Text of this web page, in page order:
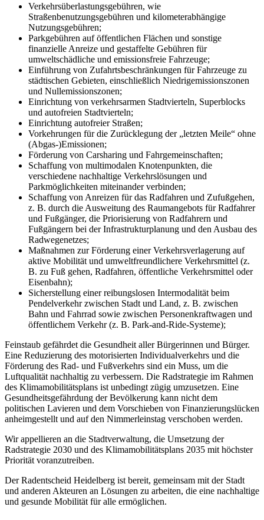
Verkehrsüberlastungsgebühren, wie
Straßenbenutzungsgebühren und kilometerabhängige
Nutzungsgebühren;
Parkgebühren auf öffentlichen Flächen und sonstige
finanzielle Anreize und gestaffelte Gebühren für
umweltschädliche und emissionsfreie Fahrzeuge;
Einführung von Zufahrtsbeschränkungen für Fahrzeuge zu
städtischen Gebieten, einschließlich Niedrigemissionszonen
und Nullemissionszonen;
Einrichtung von verkehrsarmen Stadtvierteln, Superblocks
und autofreien Stadtvierteln;
Einrichtung autofreier Straßen;
Vorkehrungen für die Zurücklegung der „letzten Meile“ ohne
(Abgas-)Emissionen;
Förderung von Carsharing und Fahrgemeinschaften;
Schaffung von multimodalen Knotenpunkten, die
verschiedene nachhaltige Verkehrslösungen und
Parkmöglichkeiten miteinander verbinden;
Schaffung von Anreizen für das Radfahren und Zufußgehen,
z. B. durch die Ausweitung des Raumangebots für Radfahrer
und Fußgänger, die Priorisierung von Radfahrern und
Fußgängern bei der Infrastrukturplanung und den Ausbau des
Radwegenetzes;
Maßnahmen zur Förderung einer Verkehrsverlagerung auf
aktive Mobilität und umweltfreundlichere Verkehrsmittel (z.
B. zu Fuß gehen, Radfahren, öffentliche Verkehrsmittel oder
Eisenbahn);
Sicherstellung einer reibungslosen Intermodalität beim
Pendelverkehr zwischen Stadt und Land, z. B. zwischen
Bahn und Fahrrad sowie zwischen Personenkraftwagen und
öffentlichem Verkehr (z. B. Park-and-Ride-Systeme);
Feinstaub gefährdet die Gesundheit aller Bürgerinnen und Bürger.
Eine Reduzierung des motorisierten Individualverkehrs und die
Förderung des Rad- und Fußverkehrs sind ein Muss, um die
Luftqualität nachhaltig zu verbessern. Die Radstrategie im Rahmen
des Klimamobilitätsplans ist unbedingt zügig umzusetzen. Eine
Gesundheitsgefährdung der Bevölkerung kann nicht dem
politischen Lavieren und dem Vorschieben von Finanzierungslücken
anheimgestellt und auf den Nimmerleinstag verschoben werden.
Wir appellieren an die Stadtverwaltung, die Umsetzung der
Radstrategie 2030 und des Klimamobilitätsplans 2035 mit höchster
Priorität voranzutreiben.
Der Radentscheid Heidelberg ist bereit, gemeinsam mit der Stadt
und anderen Akteuren an Lösungen zu arbeiten, die eine nachhaltige
und gesunde Mobilität für alle ermöglichen.